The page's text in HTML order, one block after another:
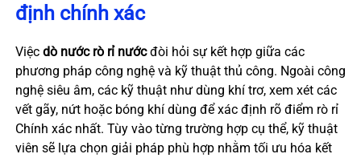
định chính xác
Việc dò nước rò rỉ nướcđòi hỏi sự kết hợp giữa các
phương pháp công nghệ và kỹ thuật thủ công. Ngoài công
nghệ siêu âm, các kỹ thuật như dùng khí trơ, xem xét các
vết gãy, nứt hoặc bóng khí dùng để xác định rõ điểm rò rỉ
Chính xác nhất. Tùy vào từng trường hợp cụ thể, kỹ thuật
viên sẽ lựa chọn giải pháp phù hợp nhằm tối ưu hóa kết